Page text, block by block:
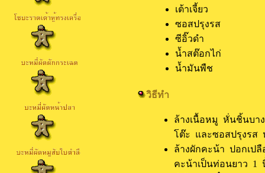
เต้าเจี้ยว 1
ซอสปรุงรส 1
ซีอิ๊วดำ 2
น้ำสต๊อกไก่
น้ำมันพืช 3
วิธีทำ
ล้างเนื้อหมู หั่นชิ้นบา
โต๊ะ และซอสปรุงร
ล้างผักคะน้า ปอกเป
คะน้าเป็นท่อนยาว 1